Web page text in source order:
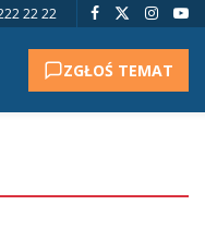
22 22
ZGŁOŚ TEMAT